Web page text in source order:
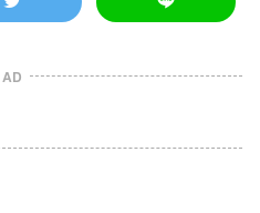
AD